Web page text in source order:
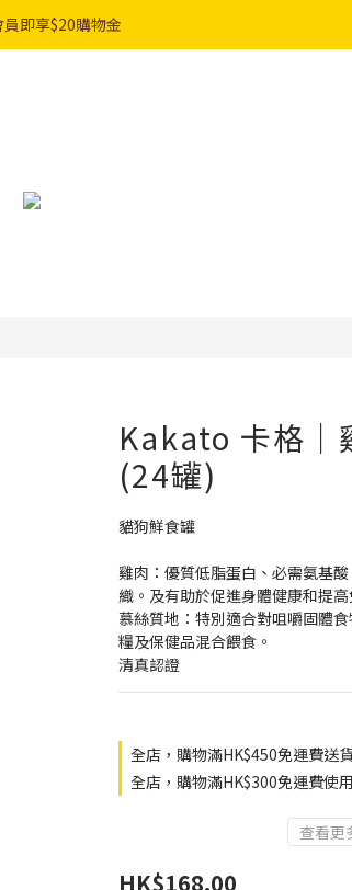
智能櫃｜$450免費送貨上門
即享$20購物金
Kakato 卡格｜
(24罐)
貓狗鮮食罐
雞肉：優質低脂蛋白、必需氨基
織。及有助於促進身體健康和提高
慕絲質地：特別適合對咀嚼固體
糧及保健品混合餵食。
清真認證
全店，購物滿HK$450免運費送
全店，購物滿HK$300免運費使
查看更
HK$168.00